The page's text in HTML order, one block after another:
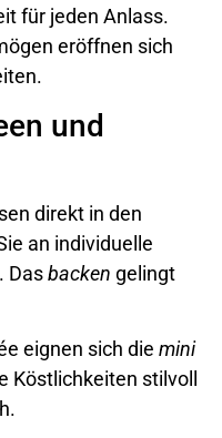
für jeden Anlass.
eröffnen sich
und
direkt in den
an individuelle
Dasbacken gelingt
eignen sich die mini
Köstlichkeiten stilvoll